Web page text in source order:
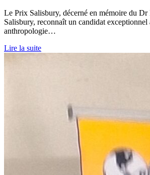
Le Prix Salisbury, décerné en mémoire du
Salisbury, reconnaît un candidat exceptionnel
anthropologie…
Lire la suite